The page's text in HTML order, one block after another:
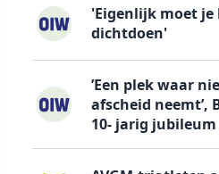
'Eigenlijk moet je
dichtdoen'
’Een plek waar
afscheid neemt’,
10- jarig jubileum